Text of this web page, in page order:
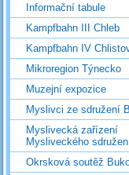
Informační tabule
Kampfbahn III Chleb
Kampfbahn IV
Mikroregion Týnecko
Muzejní expozice
Myslivci ze sdružení
Myslivecká zařízení
Mysliveckého
Okrsková soutěž